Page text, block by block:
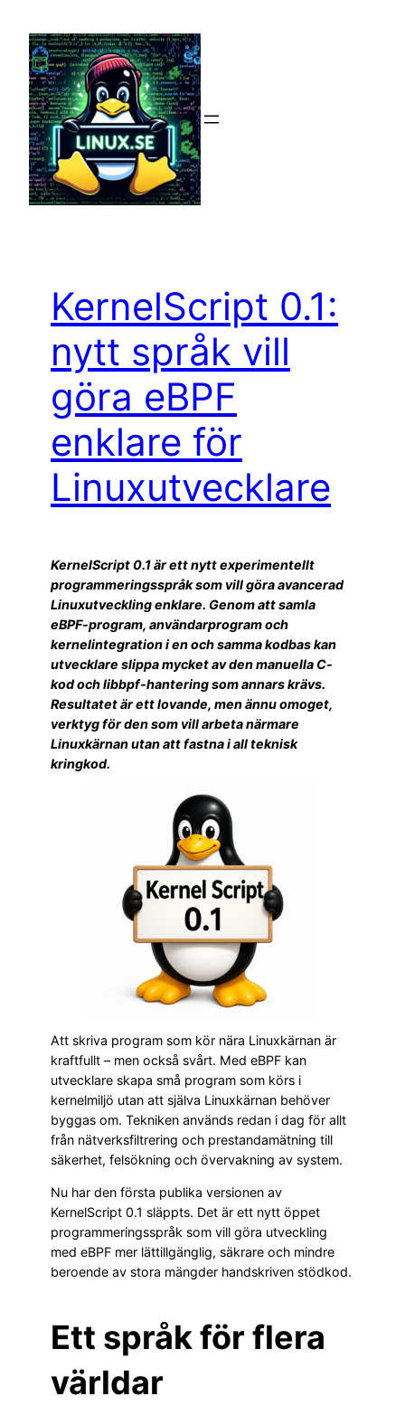
innehåll
KernelScript 0.1:
nytt språk vill
göra eBPF
enklare för
Linuxutvecklare
KernelScript 0.1 är ett nytt experimentellt
programmeringsspråk som vill göra avancerad
Linuxutveckling enklare. Genom att samla
eBPF-program, användarprogram och
kernelintegration i en och samma kodbas kan
utvecklare slippa mycket av den manuella C-
kod och libbpf-hantering som annars krävs.
Resultatet är ett lovande, men ännu omoget,
verktyg för den som vill arbeta närmare
Linuxkärnan utan att fastna i all teknisk
kringkod.
Att skriva program som kör nära Linuxkärnan är
kraftfullt – men också svårt. Med eBPF kan
utvecklare skapa små program som körs i
kernelmiljö utan att själva Linuxkärnan behöver
byggas om. Tekniken används redan i dag för allt
från nätverksfiltrering och prestandamätning till
säkerhet, felsökning och övervakning av system.
Nu har den första publika versionen av
KernelScript 0.1 släppts. Det är ett nytt öppet
programmeringsspråk som vill göra utveckling
med eBPF mer lättillgänglig, säkrare och mindre
beroende av stora mängder handskriven stödkod.
Ett språk för flera
världar